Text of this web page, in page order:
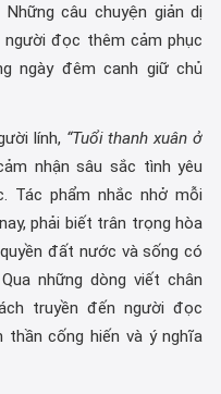
câu chuyện giản dị
đọc thêm cảm phục
ngày đêm canh giữ chủ
lính, “Tuổi thanh xuân ở
nhận sâu sắc tình yêu
Tác phẩm nhắc nhở mỗi
phải biết trân trọng hòa
đất nước và sống có
những dòng viết chân
truyền đến người đọc
thần cống hiến và ý nghĩa